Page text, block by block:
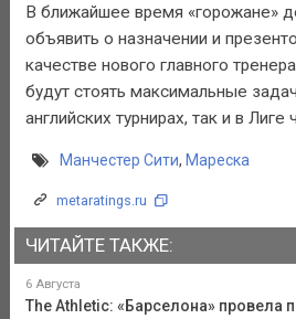
В ближайшее время «горожане»
объявить о назначении и
качестве нового главного
будут стоять максимальные
английских турнирах, так и в Лиге
Манчестер Сити, Мареска
metaratings.ru
ЧИТАЙТЕ ТАКЖЕ:
6 Августа
The Athletic: «Барселона» провела